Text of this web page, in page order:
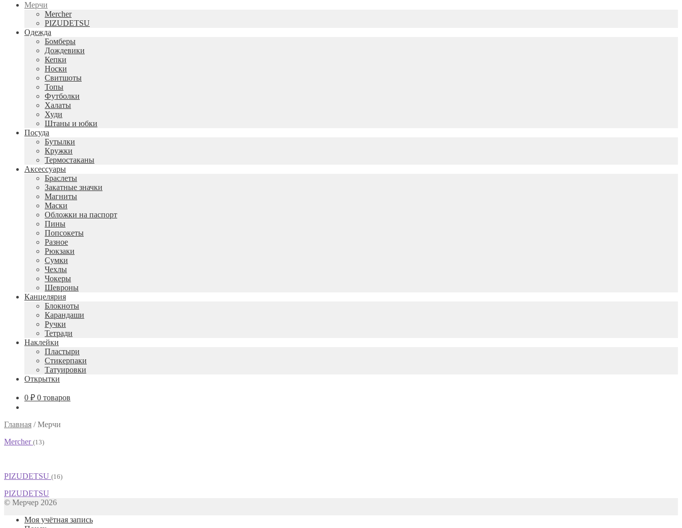
Мерчи
Mercher
PIZUDETSU
Одежда
Бомберы
Дождевики
Кепки
Носки
Свитшоты
Топы
Футболки
Халаты
Худи
Штаны и юбки
Посуда
Бутылки
Кружки
Термостаканы
Аксессуары
Браслеты
Закатные значки
Магниты
Маски
Обложки на паспорт
Пины
Попсокеты
Разное
Рюкзаки
Сумки
Чехлы
Чокеры
Шевроны
Канцелярия
Блокноты
Карандаши
Ручки
Тетради
Наклейки
Пластыри
Стикерпаки
Татуировки
Открытки
0 ₽ 0 товаров
Главная /Мерчи
Mercher (13)
PIZUDETSU (16)
PIZUDETSU
© Мерчер 2026
Моя учётная запись